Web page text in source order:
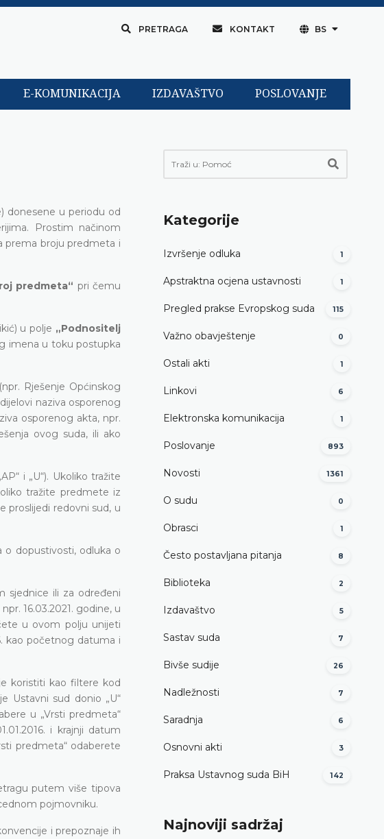
PRETRAGA KONTAKT BS
E-KOMUNIKACIJA IZDAVAŠTVO POSLOVANJE
donesene u periodu od
Prostim načinom
prema broju predmeta i
predmeta“ pri čemu
u polje „Podnositelj
imena u toku postupka
(npr. Rješenje Općinskog
naziva osporenog
osporenog akta, npr.
ovog suda, ili ako
i „U“). Ukoliko tražite
tražite predmete iz
proslijedi redovni sud, u
dopustivosti, odluka o
sjednice ili za određeni
16.03.2021. godine, u
u ovom polju unijeti
kao početnog datuma i
koristiti kao filtere kod
Ustavni sud donio „U“
u „Vrsti predmeta“
i krajnji datum
predmeta“ odaberete
putem više tipova
pojmovniku.
i prepoznaje ih
Kategorije
Izvršenje odluka 1
Apstraktna ocjena ustavnosti 1
Pregled prakse Evropskog suda 115
Važno obavještenje 0
Ostali akti 1
Linkovi 6
Elektronska komunikacija 1
Poslovanje 893
Novosti 1361
O sudu 0
Obrasci 1
Često postavljana pitanja 8
Biblioteka 2
Izdavaštvo 5
Sastav suda 7
Bivše sudije 26
Nadležnosti 7
Saradnja 6
Osnovni akti 3
Praksa Ustavnog suda BiH 142
Najnoviji sadržaj